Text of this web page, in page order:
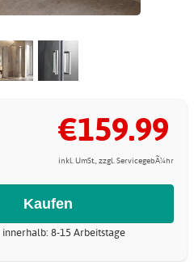
€159.99
inkl. UmSt., zzgl. ServicegebÃ¼hr
8-15 Arbeitstage